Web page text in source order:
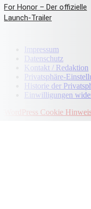
For Honor – Der offizielle
Launch-Trailer
Impressum
Datenschutz
Kontakt / Redaktion
Privatsphäre-
Historie der
Einwilligungen
WordPress Cookie